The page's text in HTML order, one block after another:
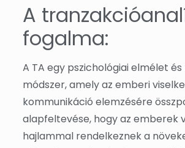
A
fogalma:
A TA egy pszichológiai elmélet
módszer, amely az emberi
kommunikáció elemzésére
alapfeltevése, hogy az emberek
hajlammal rendelkeznek a